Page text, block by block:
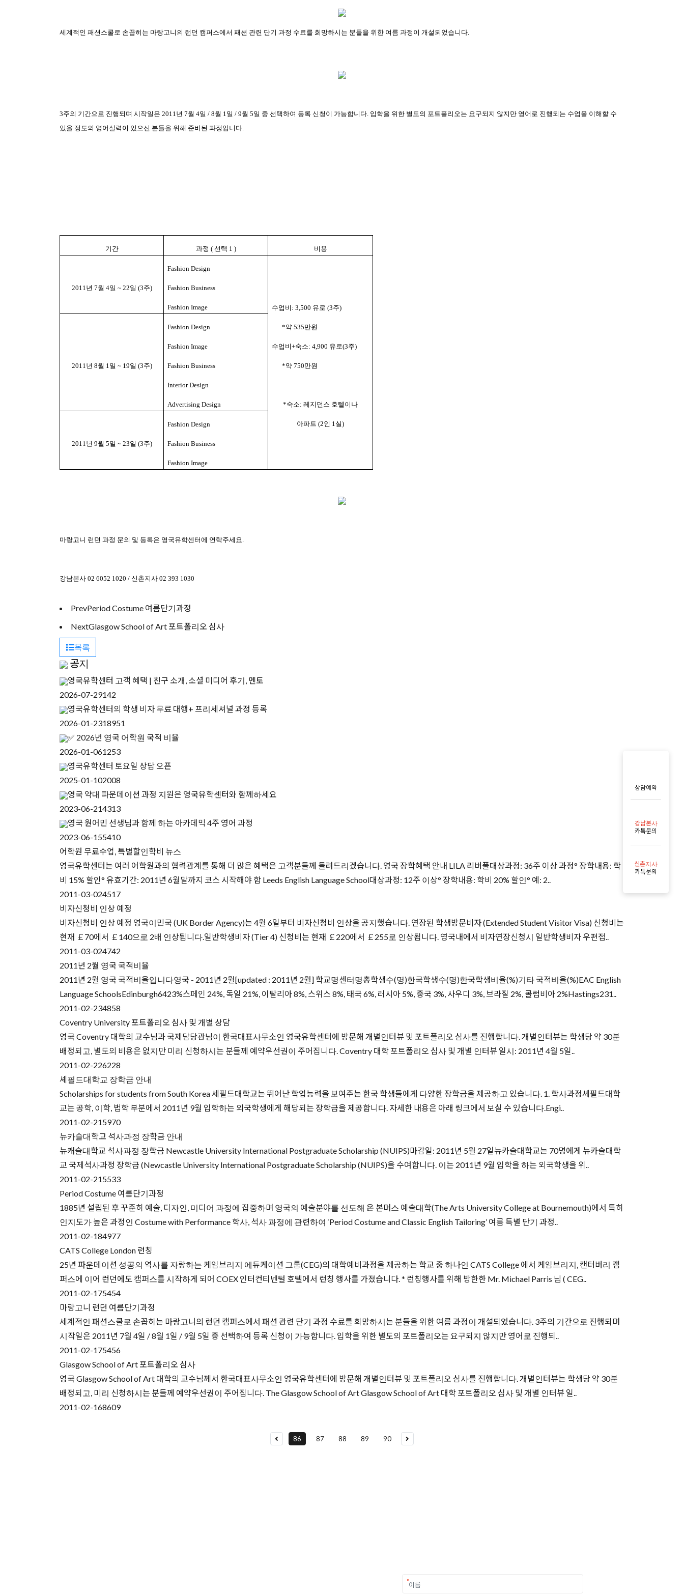
상담예약
강남본사
카톡문의
신촌지사
카톡문의
세계적인 패션스쿨로 손꼽히는 마랑고니의 런던 캠퍼스에서 패션 관련 단기 과정 수료를 희망하시는 분들을 위한 여름 과정이 개설되었습니다.
3주의 기간으로 진행되며 시작일은 2011년 7월 4일 / 8월 1일 / 9월 5일 중 선택하여 등록 신청이 가능합니다. 입학을 위한 별도의 포트폴리오는 요구되지 않지만 영어로 진행되는 수업을 이해할 수
있을 정도의 영어실력이 있으신 분들을 위해 준비된 과정입니다.
기간 과정 ( 선택 1 ) 비용
2011년 7월 4일 ~ 22일 (3주)
Fashion Design
Fashion Business
Fashion Image 수업비 : 3,500 유로 (3주)
*약 535만원
수업비+숙소: 4,900 유로(3주)
*약 750만원
*숙소: 레지던스 호텔이나
아파트 (2인 1실)
2011년 8월 1일 ~ 19일 (3주)
Fashion Design
Fashion Image
Fashion Business
Interior Design
Advertising Design
2011년 9월 5일 ~ 23일 (3주)
Fashion Design
Fashion Business
Fashion Image
마랑고니 런던 과정 문의 및 등록은 영국유학센터에 연락주세요.
강남본사 02 6052 1020 / 신촌지사 02 393 1030
PrevPeriod Costume 여름단기과정
NextGlasgow School of Art 포트폴리오 심사
목록
공지
영국유학센터 고객 혜택 | 친구 소개, 소셜 미디어 후기, 멘토
2026-07-29142
영국유학센터의 학생 비자 무료 대행+ 프리세셔널 과정 등록
2026-01-2318951
✅ 2026년 영국 어학원 국적 비율
2026-01-061253
영국유학센터 토요일 상담 오픈
2025-01-102008
영국 약대 파운데이션 과정 지원은 영국유학센터와 함께하세요
2023-06-214313
영국 원어민 선생님과 함께 하는 아카데믹 4주 영어 과정
2023-06-155410
어학원 무료수업, 특별할인학비 뉴스
영국유학센터는 여러 어학원과의 협력관계를 통해 더 많은 혜택은 고객분들께 돌려드리겠습니다. 영국 장학혜택 안내 LILA 리버풀대상과정: 36주 이상 과정° 장학내용: 학
비 15% 할인° 유효기간: 2011년 6월말까지 코스 시작해야 함 Leeds English Language School대상과정: 12주 이상° 장학내용: 학비 20% 할인° 예: 2..
2011-03-024517
비자신청비 인상 예정
비자신청비 인상 예정 영국이민국 (UK Border Agency)는 4월 6일부터 비자신청비 인상을 공지했습니다. 연장된 학생방문비자 (Extended Student Visitor Visa) 신청비는
현재 ￡70에서 ￡140으로 2배 인상됩니다.일반학생비자 (Tier 4) 신청비는 현재 ￡220에서 ￡255로 인상됩니다. 영국내에서 비자연장신청시 일반학생비자 우편접..
2011-03-024742
2011년 2월 영국 국적비율
2011년 2월 영국 국적비율입니다영국 - 2011년 2월[updated : 2011년 2월] 학교명센터명총학생수(명)한국학생수(명)한국학생비율(%)기타 국적비율(%)EAC English
Language SchoolsEdinburgh6423%스페인 24%, 독일 21%, 이탈리아 8%, 스위스 8%, 태국 6%, 러시아 5%, 중국 3%, 사우디 3%, 브라질 2%, 콜럼비아 2%Hastings231..
2011-02-234858
Coventry University 포트폴리오 심사 및 개별 상담
영국 Coventry 대학의 교수님과 국제담당관님이 한국대표사무소인 영국유학센터에 방문해 개별인터뷰 및 포트폴리오 심사를 진행합니다. 개별인터뷰는 학생당 약 30분
배정되고, 별도의 비용은 없지만 미리 신청하시는 분들께 예약우선권이 주어집니다. Coventry 대학 포트폴리오 심사 및 개별 인터뷰 일시: 2011년 4월 5일..
2011-02-226228
셰필드대학교 장학금 안내
Scholarships for students from South Korea 세필드대학교는 뛰어난 학업능력을 보여주는 한국 학생들에게 다양한 장학금을 제공하고 있습니다. 1. 학사과정셰필드대학
교는 공학, 이학, 법학 부분에서 2011년 9월 입학하는 외국학생에게 해당되는 장학금을 제공합니다. 자세한 내용은 아래 링크에서 보실 수 있습니다.Engi..
2011-02-215970
뉴카슬대학교 석사과정 장학금 안내
뉴캐슬대학교 석사과정 장학금 Newcastle University International Postgraduate Scholarship (NUIPS)마감일: 2011년 5월 27일뉴카슬대학교는 70명에게 뉴카슬대학
교 국제석사과정 장학금 (Newcastle University International Postgraduate Scholarship (NUIPS)을 수여합니다. 이는 2011년 9월 입학을 하는 외국학생을 위..
2011-02-215533
Period Costume 여름단기과정
1885년 설립된 후 꾸준히 예술, 디자인, 미디어 과정에 집중하며 영국의 예술분야를 선도해 온 본머스 예술대학(The Arts University College at Bournemouth)에서 특히
인지도가 높은 과정인 Costume with Performance 학사, 석사 과정에 관련하여 ‘Period Costume and Classic English Tailoring’ 여름 특별 단기 과정..
2011-02-184977
CATS College London 런칭
25년 파운데이션 성공의 역사를 자랑하는 케임브리지 에듀케이션 그룹(CEG)의 대학예비과정을 제공하는 학교 중 하나인 CATS College 에서 케임브리지, 캔터버리 캠
퍼스에 이어 런던에도 캠퍼스를 시작하게 되어 COEX 인터컨티넨털 호텔에서 런칭 행사를 가졌습니다. * 런칭행사를 위해 방한한 Mr. Michael Parris 님 ( CEG..
2011-02-175454
마랑고니 런던 여름단기과정
세계적인 패션스쿨로 손꼽히는 마랑고니의 런던 캠퍼스에서 패션 관련 단기 과정 수료를 희망하시는 분들을 위한 여름 과정이 개설되었습니다. 3주의 기간으로 진행되며
시작일은 2011년 7월 4일 / 8월 1일 / 9월 5일 중 선택하여 등록 신청이 가능합니다. 입학을 위한 별도의 포트폴리오는 요구되지 않지만 영어로 진행되..
2011-02-175456
Glasgow School of Art 포트폴리오 심사
영국 Glasgow School of Art 대학의 교수님께서 한국대표사무소인 영국유학센터에 방문해 개별인터뷰 및 포트폴리오 심사를 진행합니다. 개별인터뷰는 학생당 약 30분
배정되고, 미리 신청하시는 분들께 예약우선권이 주어집니다. The Glasgow School of Art Glasgow School of Art 대학 포트폴리오 심사 및 개별 인터뷰 일..
2011-02-168609
86 87 88 89 90